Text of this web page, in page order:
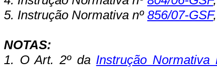
5. Instrução Normativa nº 856/07-GSF
NOTAS:
1. O Art. 2º da Instrução Normativa